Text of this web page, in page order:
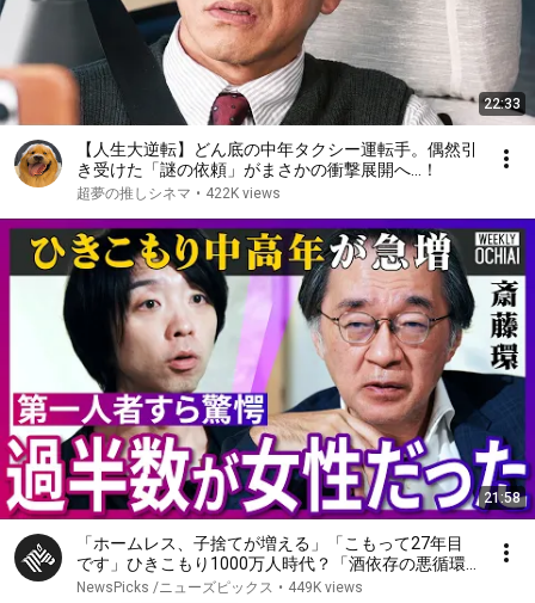
22:33
【人生大逆転】どん底の中年タクシー運転手。偶然引
き受けた「謎の依頼」がまさかの衝撃展開へ…！
超夢の推しシネマ • 422K views
21:58
「ホームレス、子捨てが増える」「こもって27年目
です」ひきこもり1000万人時代？「酒依存の悪循環
と同じ」第一人者、斎藤環が明かす実態…子ども、家
NewsPicks /ニューズピックス • 449K views